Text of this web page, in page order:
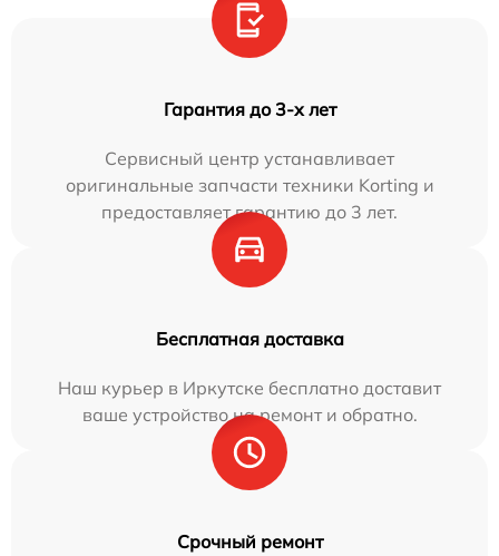
Гарантия до 3-х лет
Сервисный центр устанавливает
оригинальные запчасти техники Korting и
предоставляет гарантию до 3 лет.
Бесплатная доставка
Наш курьер в Иркутске бесплатно доставит
ваше устройство на ремонт и обратно.
Срочный ремонт